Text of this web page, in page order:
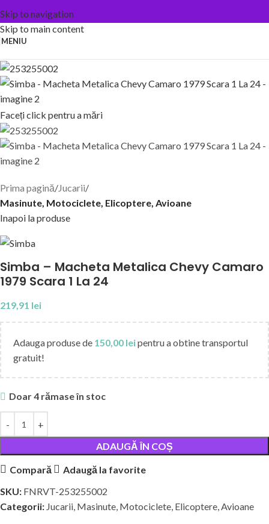
Skip to navigation
Skip to main content
MENIU
Faceți click pentru a mări
Prima pagină Jucarii
Masinute, Motociclete, Elicoptere, Avioane
Inapoi la produse
Simba – Macheta Metalica Chevy Camaro
1979 Scara 1 La 24
219,91 lei
Adauga produse de 150,00 leipentru a obtine transportul
gratuit!
Doar 4 rămase în stoc
ADAUGĂ ÎN COȘ
Compară
Adaugă la favorite
SKU: FNRVT-253255002
Categorii: Jucarii, Masinute, Motociclete, Elicoptere, Avioane